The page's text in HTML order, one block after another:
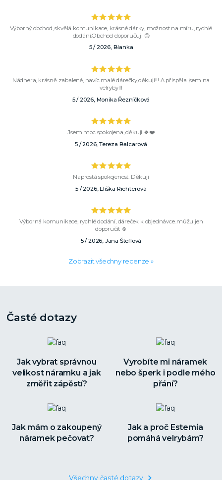
Výborný obchod, skvělá komunikace, krásné dárky, možnost na míru, rychlé
dodání.Obchod doporučuji 😊
5 / 2026, Blanka
Nádhera, krásně zabalené, navíc malé dárečky,děkuji!!! A přispěla jsem na
velryby!!!
5 / 2026, Monika Řezníčková
Jsem moc spokojena, děkuji 🍀❤️
5 / 2026, Tereza Balcarová
Naprostá spokojenost. Děkuji
5 / 2026, Eliška Richterová
Výborná komunikace, rychlé dodání, dáreček k objednávce..můžu jen
doporučit ☺️
5 / 2026, Jana Šteflová
Zobrazit všechny recenze »
Časté dotazy
Jak vybrat správnou
velikost náramku a jak
změřit zápěstí?
Vyrobíte mi náramek
nebo šperk i podle mého
přání?
Jak mám o zakoupený
náramek pečovat?
Jak a proč Estemia
pomáhá velrybám?
Všechny časté dotazy